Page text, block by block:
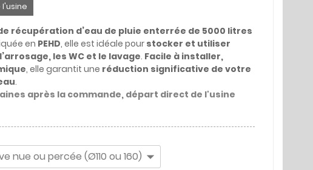
récupération d’eau de pluie enterrée de 5000 litres
en PEHD, elle est idéale pour stocker et utiliser
l’arrosage, les WC et le lavage. Facile à installer,
, elle garantit une réduction significative de votre
.
après la commande, départ direct de l'usine